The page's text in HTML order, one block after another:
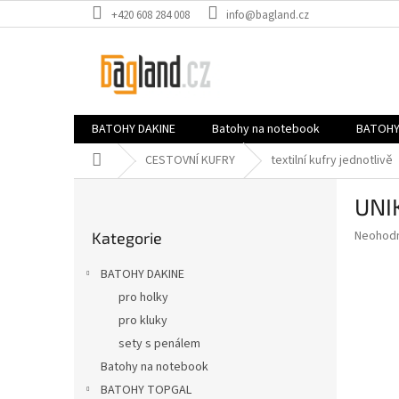
na
+420 608 284 008 info@bagland.cz
BATOHY DAKINE Batohy na notebook
Domů CESTOVNÍ KUFRY textilní kufry jednotlivě
kategorie
Kategorie
BATOHY DAKINE
pro holky
pro kluky
sety s penálem
Batohy na notebook
BATOHY TOPGAL